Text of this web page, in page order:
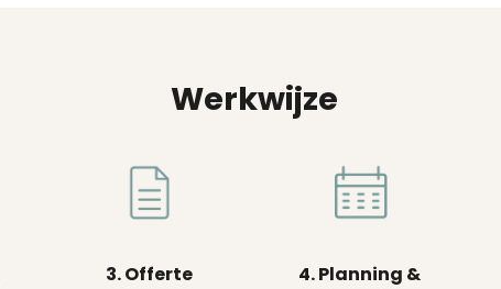
Werkwijze
3. Offerte
4. Planning &